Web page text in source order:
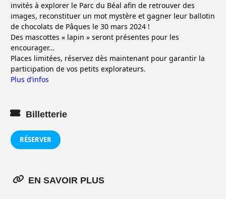
invités à explorer le Parc du Béal afin de retrouver des
images, reconstituer un mot mystère et gagner leur ballotin
de chocolats de Pâques le 30 mars 2024 !
Des mascottes « lapin » seront présentes pour les
encourager…
Places limitées, réservez dès maintenant pour garantir la
participation de vos petits explorateurs.
Plus d’infos
Billetterie
RÉSERVER
EN SAVOIR PLUS